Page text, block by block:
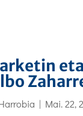
| Mai. 22,